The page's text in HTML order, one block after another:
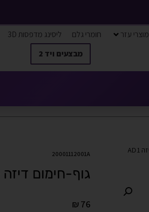
מוצרי עזר חומרי גלם ליסינג מדפסות 3D
מבצעים ויד 2
/ גוף-חימום דיזה AD1
20001112001A
גוף-חימום דיזה AD1 Heating-tube
₪ 76